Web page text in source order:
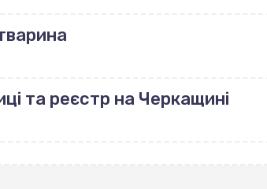
та реєстр на Черкащині